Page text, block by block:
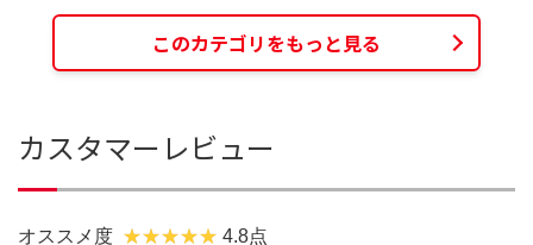
このカテゴリをもっと見る
カスタマーレビュー
オススメ度 4.8点